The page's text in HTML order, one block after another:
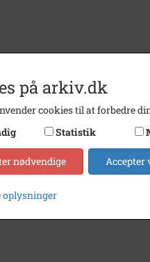
på arkiv.dk
cookies til at forbedre
Statistik
nødvendige Accepter
oplysninger